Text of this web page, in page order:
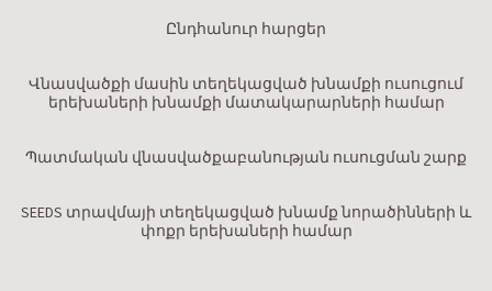
Ընդհանուր հարցեր
Վնասվածքի մասին տեղեկացված խնամքի ուսուցում
երեխաների խնամքի մատակարարների համար
Պատմական վնասվածքաբանության ուսուցման շարք
SEEDS տրավմայի տեղեկացված խնամք նորածինների և
փոքր երեխաների համար